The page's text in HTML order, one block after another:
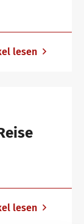
lesen
lesen